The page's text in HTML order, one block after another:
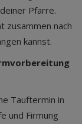
Pfarre.
zusammen nach
kannst.
Tauftermin in
und Firmung